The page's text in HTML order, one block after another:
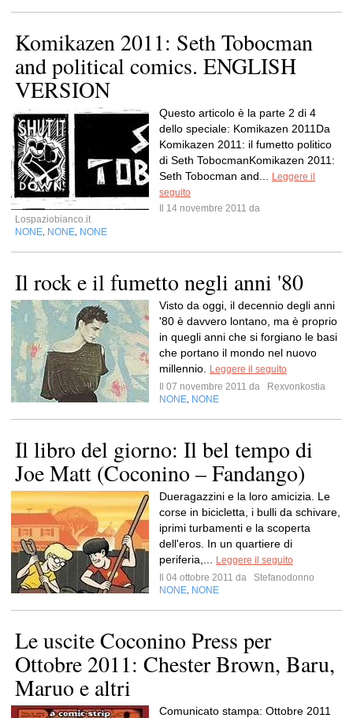
Komikazen 2011: Seth Tobocman
and political comics. ENGLISH
VERSION
Questo articolo è la parte 2 di 4
dello speciale: Komikazen 2011Da
Komikazen 2011: il fumetto politico
di Seth TobocmanKomikazen 2011:
Seth Tobocman and...
Leggere il
seguito
Il 14 novembre 2011 da
Lospaziobianco.it
NONE NONE NONE
Il rock e il fumetto negli anni '80
Visto da oggi, il decennio degli anni
'80 è davvero lontano, ma è proprio
in quegli anni che si forgiano le basi
che portano il mondo nel nuovo
millennio.
Leggere il seguito
Il 07 novembre 2011 da
Rexvonkostia
NONE NONE
Il libro del giorno: Il bel tempo di
Joe Matt (Coconino – Fandango)
Dueragazzini e la loro amicizia. Le
corse in bicicletta, i bulli da schivare,
iprimi turbamenti e la scoperta
dell'eros. In un quartiere di
periferia,...
Leggere il seguito
Il 04 ottobre 2011 da
Stefanodonno
NONE NONE
Le uscite Coconino Press per
Ottobre 2011: Chester Brown, Baru,
Maruo e altri
Comunicato stampa: Ottobre 2011